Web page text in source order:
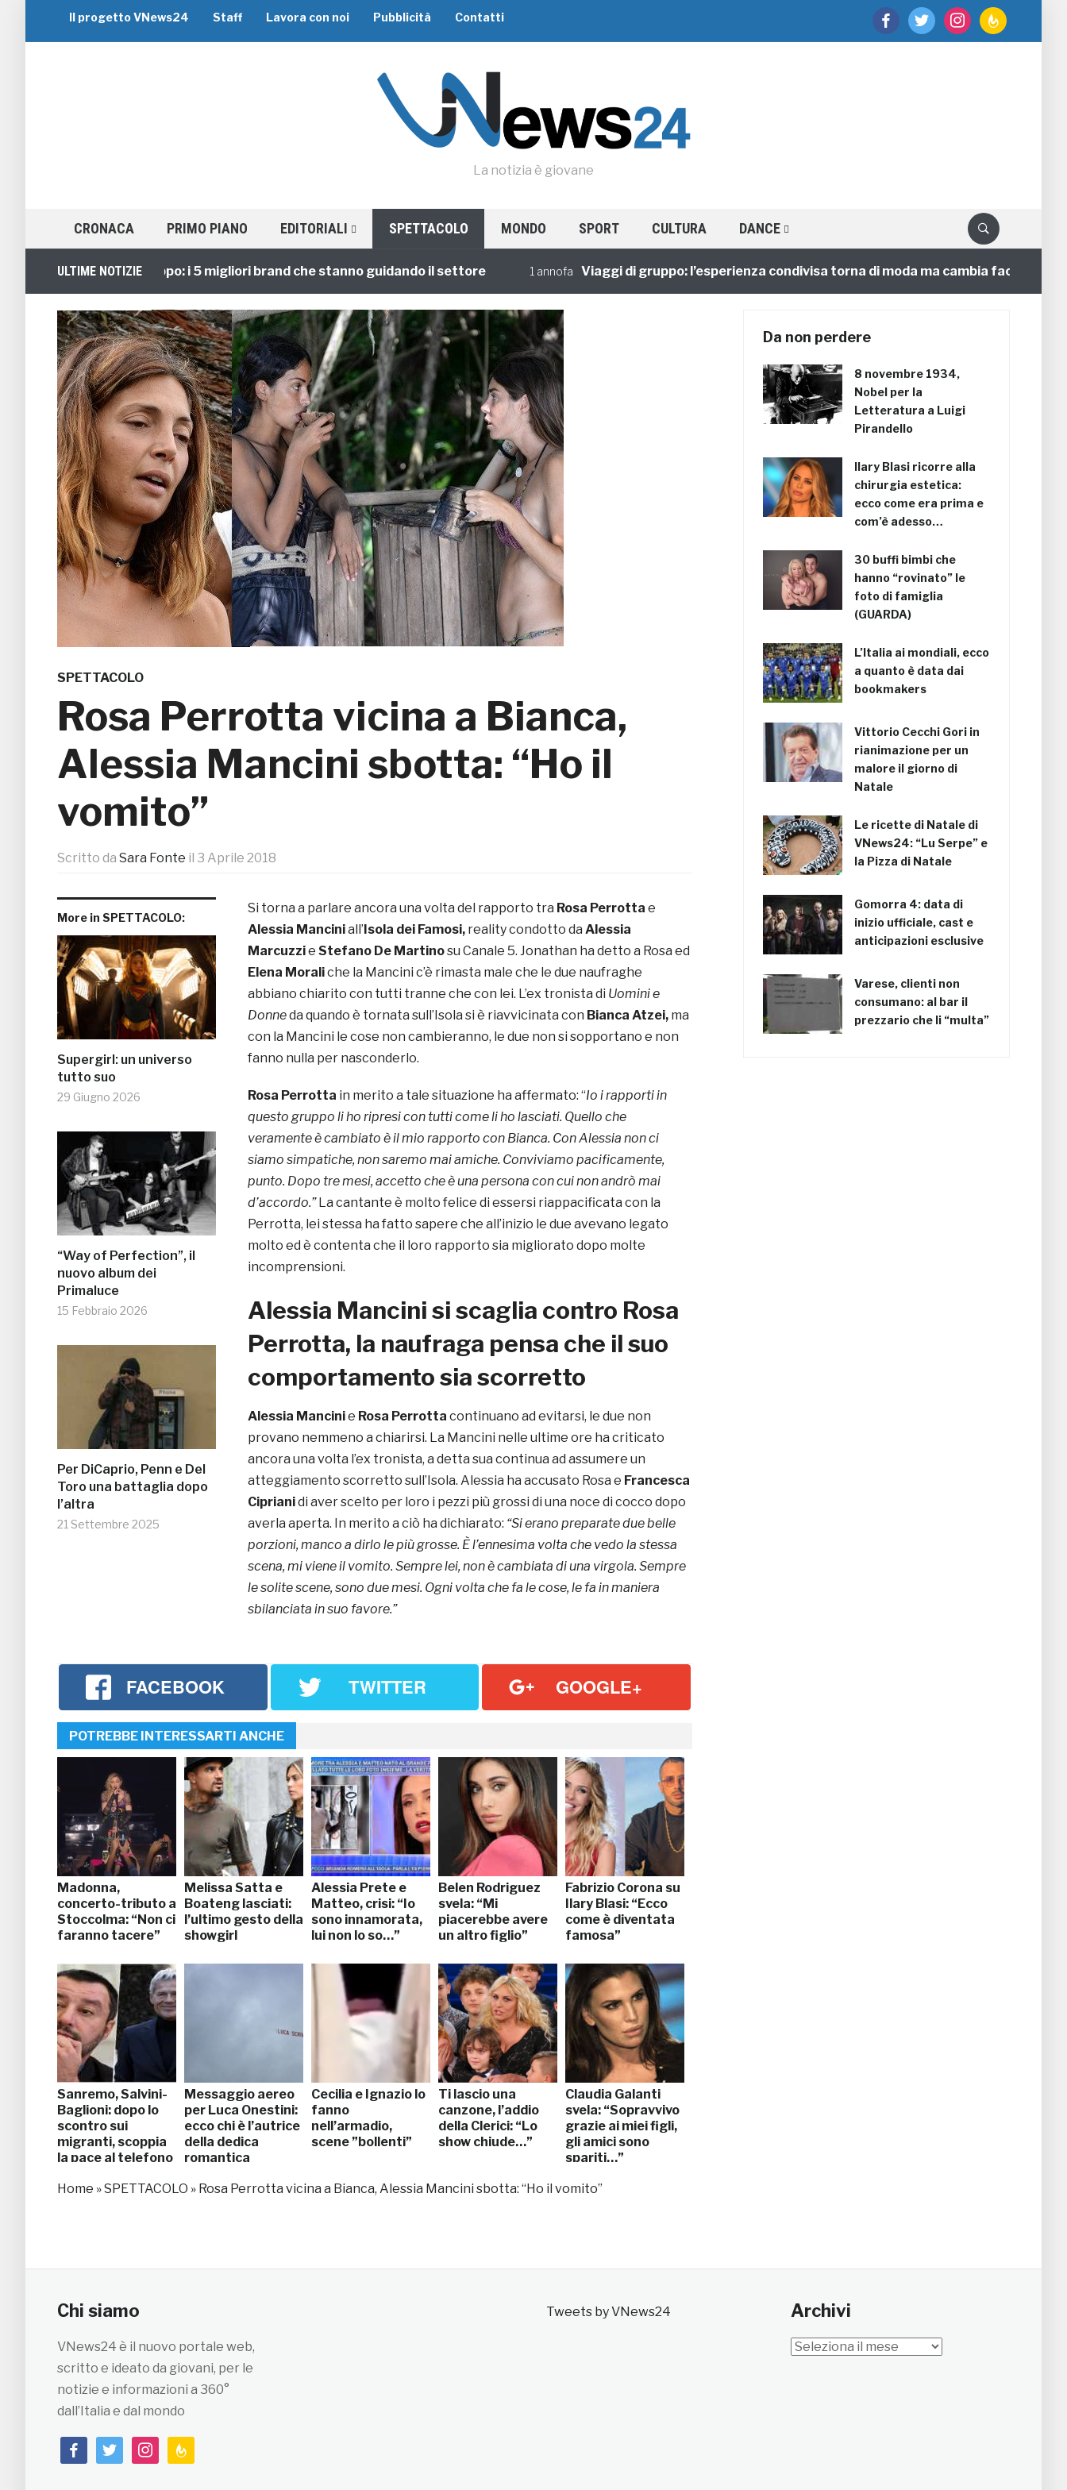
facebooktwitter instagramfeedburner
Il progetto VNews24 Staff Lavora con noi Pubblicità Contatti
La notizia è giovane
CRONACA PRIMO PIANO EDITORIALI SPETTACOLO MONDO SPORT CULTURA DANCE
ULTIME NOTIZIE
Viaggi di Gruppo: i 5 migliori brand che stanno guidando il settore 1 annofa Viaggi di gruppo: l’esperienza condivisa torna di moda ma cambia faccia
SPETTACOLO
Rosa Perrotta vicina a Bianca,
Alessia Mancini sbotta: “Ho il
vomito”
Scritto da Sara Fonte il 3 Aprile 2018
More in SPETTACOLO:
Supergirl: un universo
tutto suo
29 Giugno 2026
“Way of Perfection”, il
nuovo album dei
Primaluce
15 Febbraio 2026
Per DiCaprio, Penn e Del
Toro una battaglia dopo
l’altra
21 Settembre 2025
Si torna a parlare ancora una volta del rapporto tra Rosa Perrotta e
Alessia Manciniall’Isola dei Famosi, reality condotto da Alessia
Marcuzzie Stefano De Martinosu Canale 5. Jonathan ha detto a Rosa ed
Elena Moraliche la Mancini c’è rimasta male che le due naufraghe
abbiano chiarito con tutti tranne che con lei. L’ex tronista di Uomini e
Donneda quando è tornata sull’Isola si è riavvicinata con Bianca Atzei, ma
con la Mancini le cose non cambieranno, le due non si sopportano e non
fanno nulla per nasconderlo.
Rosa Perrotta in merito a tale situazione ha affermato: “Io i rapporti in
questo gruppo li ho ripresi con tutti come li ho lasciati. Quello che
veramente è cambiato è il mio rapporto con Bianca. Con Alessia non ci
siamo simpatiche, non saremo mai amiche. Conviviamo pacificamente,
punto. Dopo tre mesi, accetto che è una persona con cui non andrò mai
d’accordo.”La cantante è molto felice di essersi riappacificata con la
Perrotta, lei stessa ha fatto sapere che all’inizio le due avevano legato
molto ed è contenta che il loro rapporto sia migliorato dopo molte
incomprensioni.
Alessia Mancini si scaglia contro Rosa
Perrotta, la naufraga pensa che il suo
comportamento sia scorretto
Alessia Mancinie Rosa Perrotta continuano ad evitarsi, le due non
provano nemmeno a chiarirsi. La Mancini nelle ultime ore ha criticato
ancora una volta l’ex tronista, a detta sua continua ad assumere un
atteggiamento scorretto sull’Isola. Alessia ha accusato Rosa e Francesca
Ciprianidi aver scelto per loro i pezzi più grossi di una noce di cocco dopo
averla aperta. In merito a ciò ha dichiarato: “Si erano preparate due belle
porzioni, manco a dirlo le più grosse. È l’ennesima volta che vedo la stessa
scena, mi viene il vomito. Sempre lei, non è cambiata di una virgola. Sempre
le solite scene, sono due mesi. Ogni volta che fa le cose, le fa in maniera
sbilanciata in suo favore.”
FACEBOOK TWITTER GOOGLE+
POTREBBE INTERESSARTI ANCHE
Madonna,
concerto-tributo a
Stoccolma: “Non ci
faranno tacere”
Melissa Satta e
Boateng lasciati:
l’ultimo gesto della
showgirl
Alessia Prete e
Matteo, crisi: “Io
sono innamorata,
lui non lo so…”
Belen Rodriguez
svela: “Mi
piacerebbe avere
un altro figlio”
Fabrizio Corona su
Ilary Blasi: “Ecco
come è diventata
famosa”
Sanremo, Salvini-
Baglioni: dopo lo
scontro sui
migranti, scoppia
la pace al telefono
Messaggio aereo
per Luca Onestini:
ecco chi è l’autrice
della dedica
romantica
Cecilia e Ignazio lo
fanno
nell’armadio,
scene ”bollenti”
Ti lascio una
canzone, l’addio
della Clerici: “Lo
show chiude…”
Claudia Galanti
svela: “Sopravvivo
grazie ai miei figli,
gli amici sono
spariti…”
Home »SPETTACOLO » Rosa Perrotta vicina a Bianca, Alessia Mancini sbotta: “Ho il vomito”
Da non perdere
8 novembre 1934,
Nobel per la
Letteratura a Luigi
Pirandello
Ilary Blasi ricorre alla
chirurgia estetica:
ecco come era prima e
com’è adesso…
30 buffi bimbi che
hanno “rovinato” le
foto di famiglia
(GUARDA)
L’Italia ai mondiali, ecco
a quanto è data dai
bookmakers
Vittorio Cecchi Gori in
rianimazione per un
malore il giorno di
Natale
Le ricette di Natale di
VNews24: “Lu Serpe” e
la Pizza di Natale
Gomorra 4: data di
inizio ufficiale, cast e
anticipazioni esclusive
Varese, clienti non
consumano: al bar il
prezzario che li “multa”
Chi siamo
VNews24 è il nuovo portale web,
scritto e ideato da giovani, per le
notizie e informazioni a 360°
dall’Italia e dal mondo
facebooktwitterinstagramfeedburner
Tweets by VNews24 Archivi
Archivi